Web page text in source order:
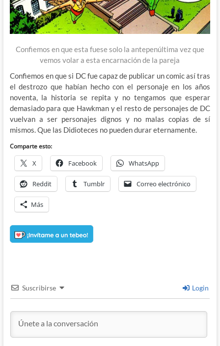
Confiemos en que esta fuese solo la antepenúltima vez que
vemos volar a esta encarnación de la pareja
Confiemos en que si DC fue capaz de publicar un comic así tras
el destrozo que habían hecho con el personaje en los años
noventa, la historia se repita y no tengamos que esperar
demasiado para que Hawkman y el resto de personajes de DC
vuelvan a ser personajes dignos y no malas copias de sí
mismos. Que las Didioteces no pueden durar eternamente.
Comparte esto:
X Facebook WhatsApp
Reddit Tumblr Correo electrónico
Más
Suscribirse Login